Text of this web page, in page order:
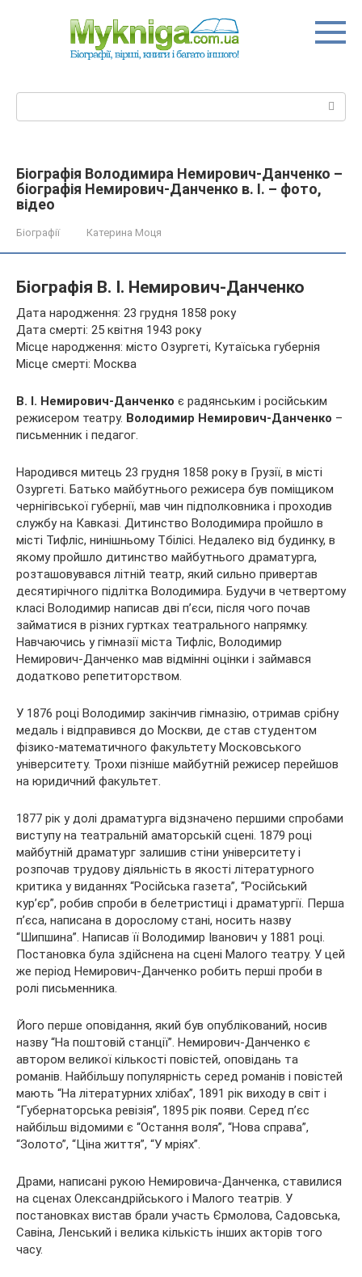
Біографія Володимира Немирович-Данченко –
біографія Немирович-Данченко в. І. – фото,
відео
Біографії Катерина Моця
Біографія В. І. Немирович-Данченко
Дата народження: 23 грудня 1858 року
Дата смерті: 25 квітня 1943 року
Місце народження: місто Озургеті, Кутаїська губернія
Місце смерті: Москва
В. І. Немирович-Данченко є радянським і російським
режисером театру. Володимир Немирович-Данченко –
письменник і педагог.
Народився митець 23 грудня 1858 року в Грузії, в місті
Озургеті. Батько майбутнього режисера був поміщиком
чернігівської губернії, мав чин підполковника і проходив
службу на Кавказі. Дитинство Володимира пройшло в
місті Тифліс, нинішньому Тбілісі. Недалеко від будинку, в
якому пройшло дитинство майбутнього драматурга,
розташовувався літній театр, який сильно привертав
десятирічного підлітка Володимира. Будучи в четвертому
класі Володимир написав дві п’єси, після чого почав
займатися в різних гуртках театрального напрямку.
Навчаючись у гімназії міста Тифліс, Володимир
Немирович-Данченко мав відмінні оцінки і займався
додатково репетиторством.
У 1876 році Володимир закінчив гімназію, отримав срібну
медаль і відправився до Москви, де став студентом
фізико-математичного факультету Московського
університету. Трохи пізніше майбутній режисер перейшов
на юридичний факультет.
1877 рік у долі драматурга відзначено першими спробами
виступу на театральній аматорській сцені. 1879 році
майбутній драматург залишив стіни університету і
розпочав трудову діяльність в якості літературного
критика у виданнях “Російська газета”, “Російський
кур’єр”, робив спроби в белетристиці і драматургії. Перша
п’єса, написана в дорослому стані, носить назву
“Шипшина”. Написав її Володимир Іванович у 1881 році.
Постановка була здійснена на сцені Малого театру. У цей
же період Немирович-Данченко робить перші проби в
ролі письменника.
Його перше оповідання, який був опублікований, носив
назву “На поштовій станції”. Немирович-Данченко є
автором великої кількості повістей, оповідань та
романів. Найбільшу популярність серед романів і повістей
мають “На літературних хлібах”, 1891 рік виходу в світ і
“Губернаторська ревізія”, 1895 рік появи. Серед п’єс
найбільш відомими є “Остання воля”, “Нова справа”,
“Золото”, “Ціна життя”, “У мріях”.
Драми, написані рукою Немировича-Данченка, ставилися
на сценах Олександрійського і Малого театрів. У
постановках вистав брали участь Єрмолова, Садовська,
Савіна, Ленський і велика кількість інших акторів того
часу.